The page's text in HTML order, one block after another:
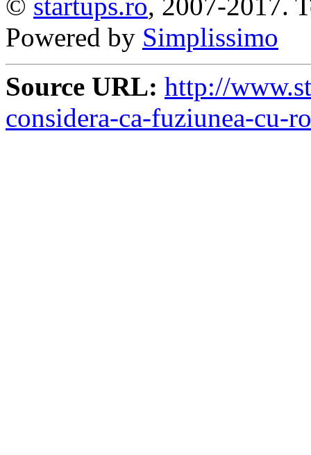
Powered by Simplissimo
Source URL: http://
considera-ca-fuziunea-cu-